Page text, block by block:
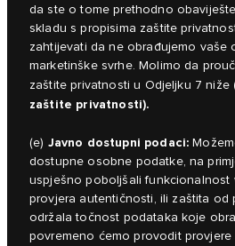
da ste o tome prethodno
skladu s propisima zaštite
zahtijevati da ne obrađujemo vaše
marketinške svrhe. Molimo da
zaštite privatnosti u Odjeljku 7 niže
zaštite privatnosti).
(e) Javno dostupni podaci:
dostupne osobne podatke, na
uspješno poboljšali funkcionalnost
provjera autentičnosti, ili zaštita od
održala točnost podataka koje
povremeno ćemo provodit provjere